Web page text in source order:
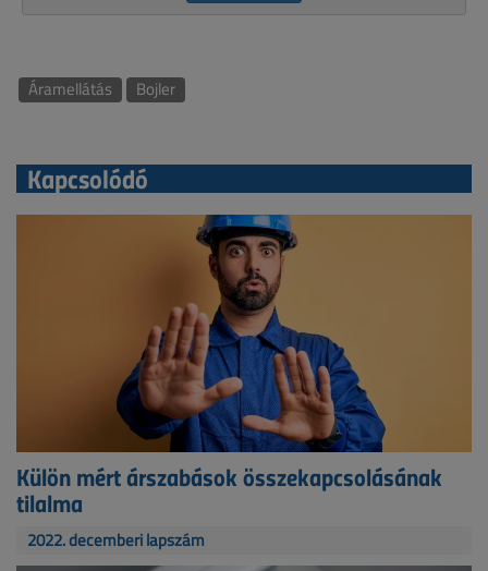
Áramellátás Bojler
Kapcsolódó
Külön mért árszabások összekapcsolásának
tilalma
2022. decemberi lapszám